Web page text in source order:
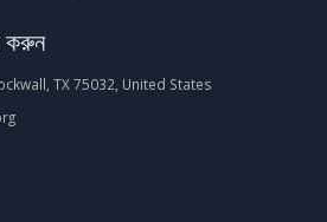
করুন
TX 75032, United States